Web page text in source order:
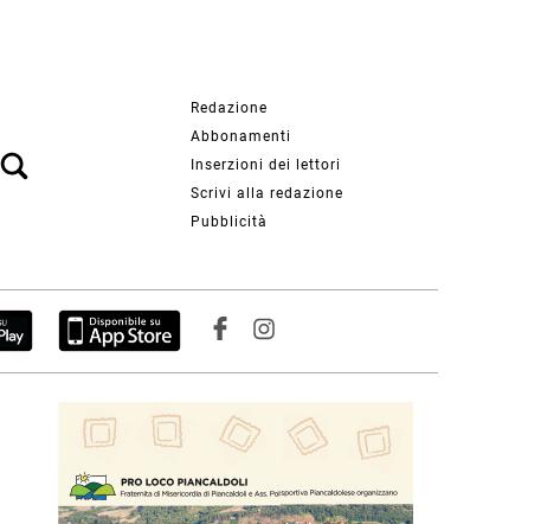
Redazione
Abbonamenti
Inserzioni dei lettori
Scrivi alla redazione
Pubblicità